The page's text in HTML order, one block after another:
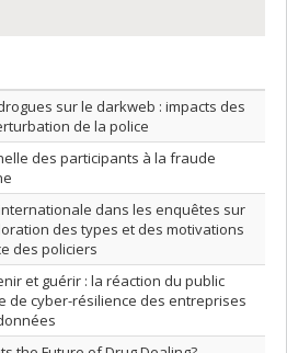
croissant
en ordre croissant
sur le darkweb : impacts des
de la police
des participants à la fraude
dans les enquêtes sur
des types et des motivations
des policiers
et guérir : la réaction du public
de cyber-résilience des entreprises